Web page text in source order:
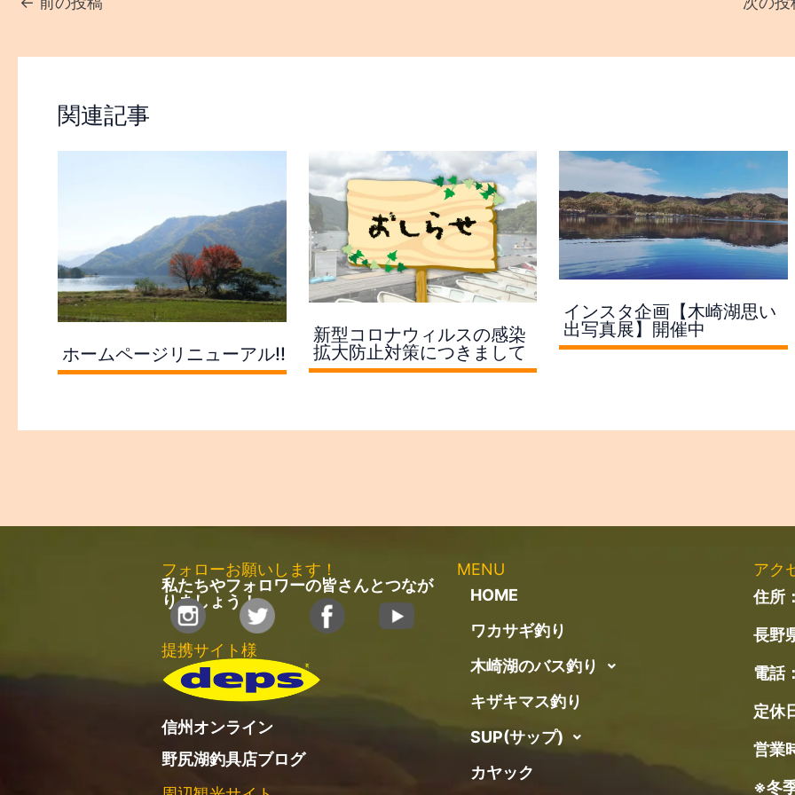
関連記事
ホームページリニューアル!!
新型コロナウィルスの感染
拡大防止対策につきまして
インスタ企画【木崎湖思い
出写真展】開催中
フォローお願いします！
私たちやフォロワーの皆さんとつなが
りましょう！
提携サイト様
信州オンライン
野尻湖釣具店ブログ
MENU
HOME
ワカサギ釣り
木崎湖のバス釣り
キザキマス釣り
SUP(サップ)
カヤック
アク
住所
長野
電話
定休
営業
※冬